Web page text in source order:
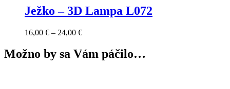
Ježko – 3D Lampa L072
16,00 € – 24,00 €Price
16,00 €
through
Možno by sa Vám páčilo…